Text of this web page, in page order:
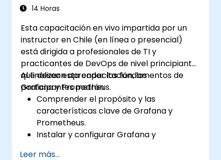
reaccionen a la entrada del usuario y a
14 Horas
Esta capacitación en vivo impartida por un
instructor en Chile (en línea o presencial)
está dirigida a profesionales de TI y
practicantes de DevOps de nivel principiante
que desean aprender los fundamentos de
Grafana y Prometheus.
Al finalizar esta capacitación, los
participantes podrán:
Comprender el propósito y las
características clave de Grafana y
Prometheus.
Instalar y configurar Grafana y
Leer más...